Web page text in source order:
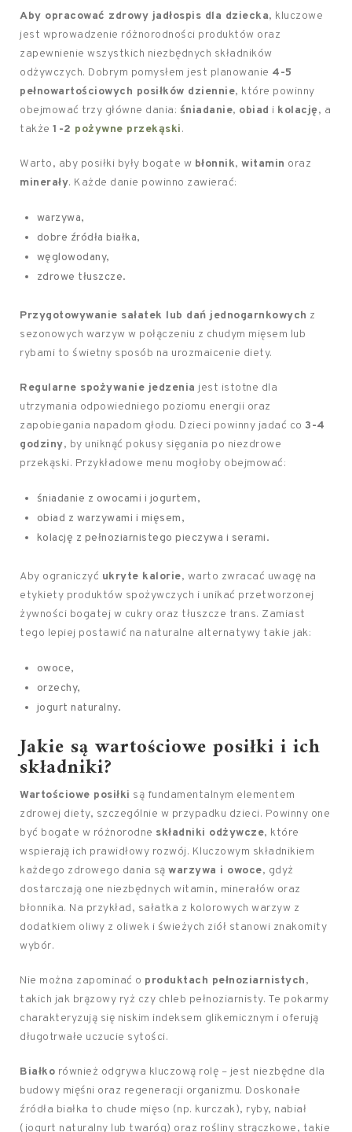
Aby opracować zdrowy jadłospis dla dziecka, kluczowe
jest wprowadzenie różnorodności produktów oraz
zapewnienie wszystkich niezbędnych składników
odżywczych. Dobrym pomysłem jest planowanie 4-5
pełnowartościowych posiłków dziennie, które powinny
obejmować trzy główne dania: śniadanie, obiad i kolację, a
także 1-2 pożywne przekąski.
Warto, aby posiłki były bogate w błonnik, witamin oraz
minerały. Każde danie powinno zawierać:
warzywa,
dobre źródła białka,
węglowodany,
zdrowe tłuszcze.
Przygotowywanie sałatek lub dań jednogarnkowych z
sezonowych warzyw w połączeniu z chudym mięsem lub
rybami to świetny sposób na urozmaicenie diety.
Regularne spożywanie jedzenia jest istotne dla
utrzymania odpowiedniego poziomu energii oraz
zapobiegania napadom głodu. Dzieci powinny jadać co 3-4
godziny, by uniknąć pokusy sięgania po niezdrowe
przekąski. Przykładowe menu mogłoby obejmować:
śniadanie z owocami i jogurtem,
obiad z warzywami i mięsem,
kolację z pełnoziarnistego pieczywa i serami.
Aby ograniczyć ukryte kalorie, warto zwracać uwagę na
etykiety produktów spożywczych i unikać przetworzonej
żywności bogatej w cukry oraz tłuszcze trans. Zamiast
tego lepiej postawić na naturalne alternatywy takie jak:
owoce,
orzechy,
jogurt naturalny.
Jakie są wartościowe posiłki i ich
składniki?
Wartościowe posiłki są fundamentalnym elementem
zdrowej diety, szczególnie w przypadku dzieci. Powinny one
być bogate w różnorodne składniki odżywcze, które
wspierają ich prawidłowy rozwój. Kluczowym składnikiem
każdego zdrowego dania są warzywa i owoce, gdyż
dostarczają one niezbędnych witamin, minerałów oraz
błonnika. Na przykład, sałatka z kolorowych warzyw z
dodatkiem oliwy z oliwek i świeżych ziół stanowi znakomity
wybór.
Nie można zapominać o produktach pełnoziarnistych,
takich jak brązowy ryż czy chleb pełnoziarnisty. Te pokarmy
charakteryzują się niskim indeksem glikemicznym i oferują
długotrwałe uczucie sytości.
Białko również odgrywa kluczową rolę – jest niezbędne dla
budowy mięśni oraz regeneracji organizmu. Doskonałe
źródła białka to chude mięso (np. kurczak), ryby, nabiał
(jogurt naturalny lub twaróg) oraz rośliny strączkowe, takie